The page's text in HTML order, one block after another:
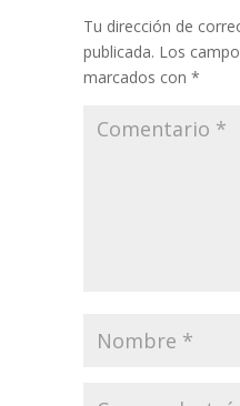
Tu dirección de
publicada. Los
marcados con *